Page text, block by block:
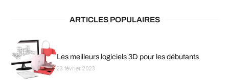
ARTICLES POPULAIRES
Les meilleurs logiciels 3D pour les débutants
23 février 2023